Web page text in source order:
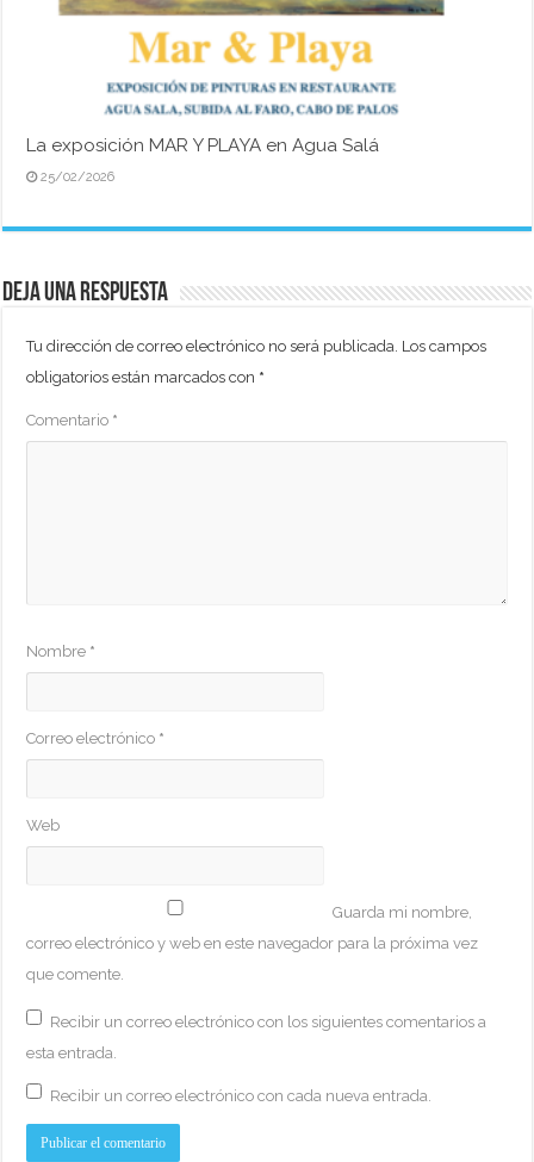
La exposición MAR Y PLAYA en Agua Salá
25/02/2026
Deja una respuesta
Tu dirección de correo electrónico no será publicada. Los campos
obligatorios están marcados con *
Comentario *
Nombre *
Correo electrónico *
Web
Guarda mi nombre,
correo electrónico y web en este navegador para la próxima vez
que comente.
Recibir un correo electrónico con los siguientes comentarios a
esta entrada.
Recibir un correo electrónico con cada nueva entrada.